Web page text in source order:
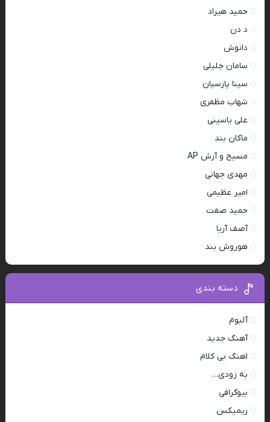
حمید هیراد
د دن
دانوش
سامان جلیلی
سینا پارسیان
شهاب مظفری
علی یاسینی
ماکان بند
مسیح و آرش AP
مهدی جهانی
امیر عظیمی
حمید صفت
آصف آریا
هوروش بند
دسته بندی
آلبوم
آهنگ جدید
اهنگ بی کلام
به زودی…
بیوگرافی
ریمیکس